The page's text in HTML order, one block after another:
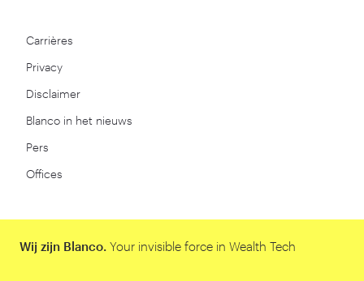
Carrières
Privacy
Disclaimer
Blanco in het nieuws
Pers
Offices
Wij zijn Blanco. Your invisible force in Wealth Tech